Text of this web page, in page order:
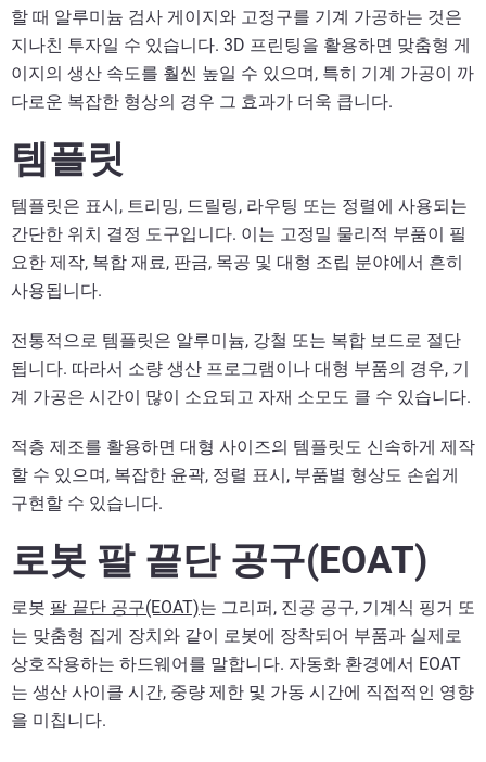
할 때 알루미늄 검사 게이지와 고정구를 기계 가공하는 것은
지나친 투자일 수 있습니다. 3D 프린팅을 활용하면 맞춤형 게
이지의 생산 속도를 훨씬 높일 수 있으며, 특히 기계 가공이 까
다로운 복잡한 형상의 경우 그 효과가 더욱 큽니다.
템플릿
템플릿은 표시, 트리밍, 드릴링, 라우팅 또는 정렬에 사용되는
간단한 위치 결정 도구입니다. 이는 고정밀 물리적 부품이 필
요한 제작, 복합 재료, 판금, 목공 및 대형 조립 분야에서 흔히
사용됩니다.
전통적으로 템플릿은 알루미늄, 강철 또는 복합 보드로 절단
됩니다. 따라서 소량 생산 프로그램이나 대형 부품의 경우, 기
계 가공은 시간이 많이 소요되고 자재 소모도 클 수 있습니다.
적층 제조를 활용하면 대형 사이즈의 템플릿도 신속하게 제작
할 수 있으며, 복잡한 윤곽, 정렬 표시, 부품별 형상도 손쉽게
구현할 수 있습니다.
로봇 팔 끝단 공구(EOAT)
로봇 팔 끝단 공구(EOAT)는 그리퍼, 진공 공구, 기계식 핑거 또
는 맞춤형 집게 장치와 같이 로봇에 장착되어 부품과 실제로
상호작용하는 하드웨어를 말합니다. 자동화 환경에서 EOAT
는 생산 사이클 시간, 중량 제한 및 가동 시간에 직접적인 영향
을 미칩니다.